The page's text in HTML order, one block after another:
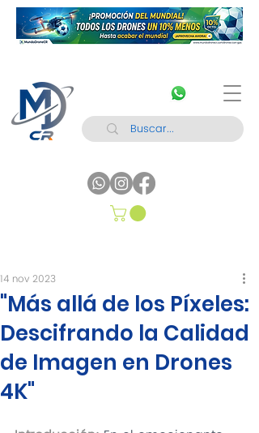
"Más allá de los Píxeles:
Descifrando la Calidad
de Imagen en Drones
4K"
14 nov 2023